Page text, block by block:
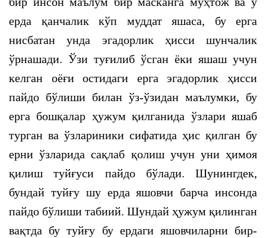
ерда қанчалик кўп муддат яшаса, бу ерга
нисбатан унда эгадорлик ҳисси шунчалик
ўрнашади. Ўзи туғилиб ўсган ёки яшаш учун
келган оёғи остидаги ерга эгадорлик ҳисси
пайдо бўлиши билан ўз-ўзидан маълумки, бу
ерга бошқалар ҳужум қилганида ўзлари яшаб
турган ва ўзлариники сифатида ҳис қилган бу
ерни ўзларида сақлаб қолиш учун уни ҳимоя
қилиш туйғуси пайдо бўлади. Шунингдек,
бундай туйғу шу ерда яшовчи барча инсонда
пайдо бўлиши табиий. Шундай ҳужум қилинган
вақтда бу туйғу бу ердаги яшовчиларни бир-